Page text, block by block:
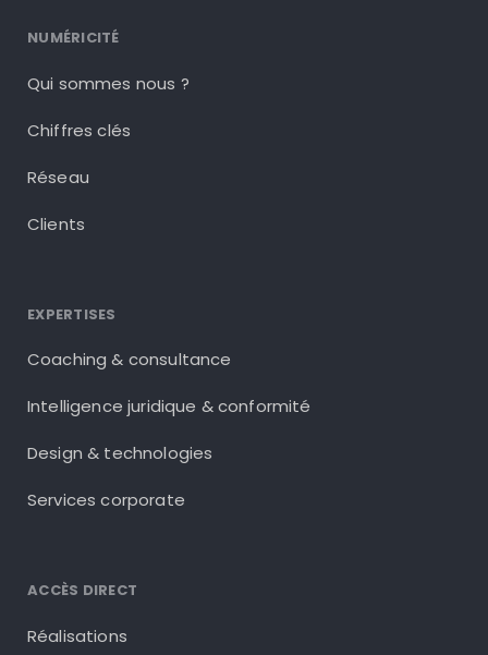
NUMÉRICITÉ
Qui sommes nous ?
Chiffres clés
Réseau
Clients
EXPERTISES
Coaching & consultance
Intelligence juridique & conformité
Design & technologies
Services corporate
ACCÈS DIRECT
Réalisations